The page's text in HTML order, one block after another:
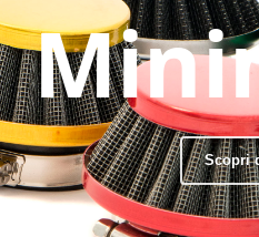
Scopri